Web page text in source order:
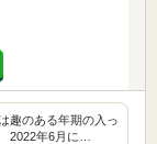
趣のある年期の入っ
2022年6月に…